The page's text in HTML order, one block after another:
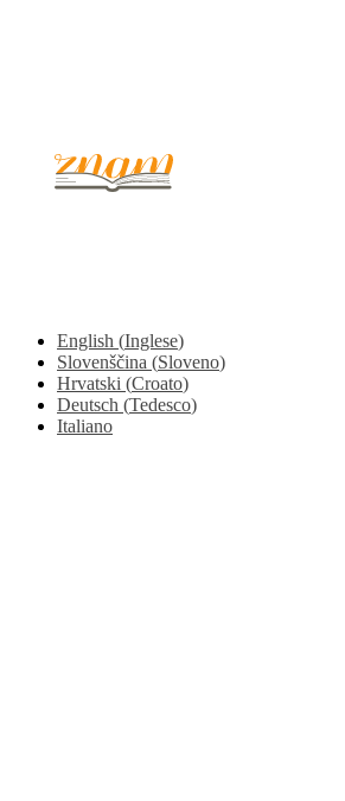
English (Inglese)
Slovenščina (Sloveno)
Hrvatski (Croato)
Deutsch (Tedesco)
Italiano